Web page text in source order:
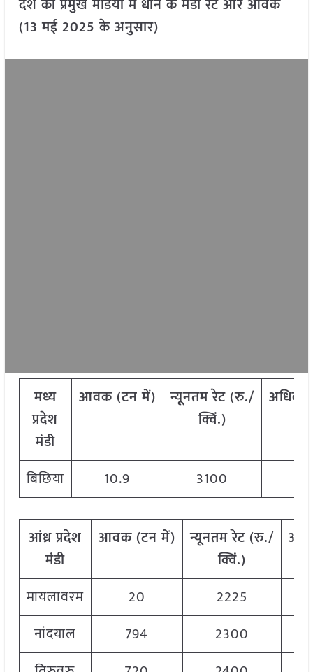
देश की प्रमुख मंडियों में धान के मंडी रेट और आवक
(13 मई 2025 के अनुसार)
मध्य
प्रदेश
मंडी
आवक(टनमें) न्यूनतमरेट(रु./
क्विं.)
बिछिया 10.9 3100
आंध्र प्रदेश
मंडी
आवक(टनमें) न्यूनतमरेट(रु./
क्विं.)
मायलावरम 20
2225
नांदयाल
794
2300